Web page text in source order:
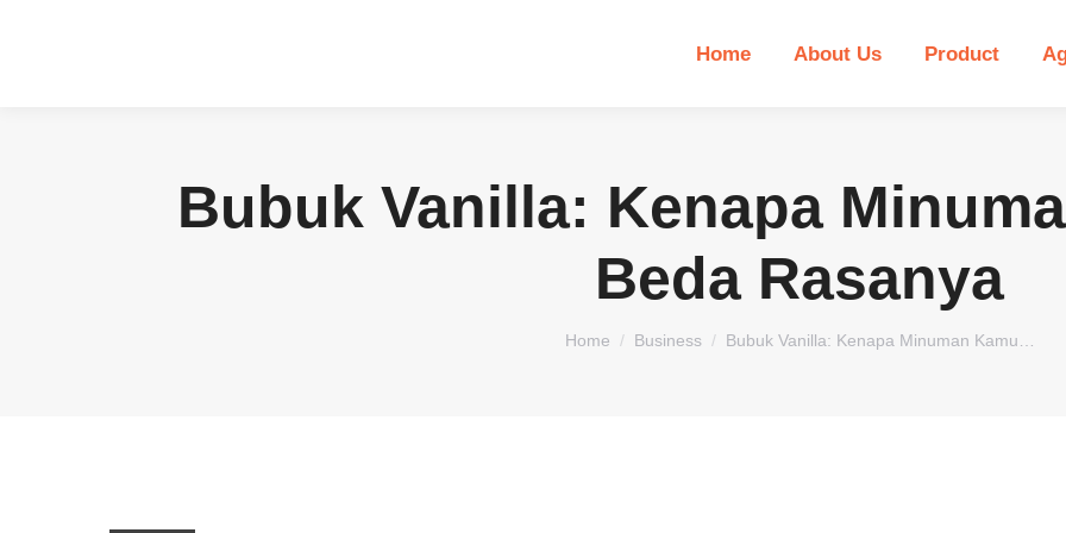
Home About Us Product
Bubuk Vanilla: Kenapa
Beda Rasanya
You are here:
Home Business Bubuk Vanilla: Kenapa Minuman Kamu…